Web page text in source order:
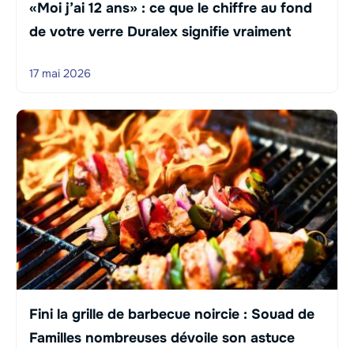
«Moi j’ai 12 ans» : ce que le chiffre au fond
de votre verre Duralex signifie vraiment
17 mai 2026
Fini la grille de barbecue noircie : Souad de
Familles nombreuses dévoile son astuce